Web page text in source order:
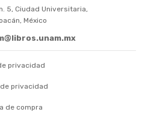
5, Ciudad Universitaria,
México
privacidad
privacidad
de compra